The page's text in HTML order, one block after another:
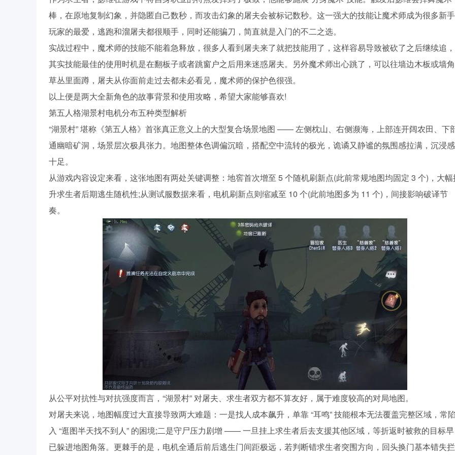
棒，在原地复制幻象，并隐匿自己数秒，而攻击幻象的屠夫会被标记数秒。这一强大的技能让魔术师成为很多新手
玩家的最爱，逃跑和溜屠夫都很顺手，同时还能骗刀，简直就是入门的不二之选。
实战过程中，魔术师的技能不能着急释放，很多人看到屠夫来了就把技能用了，这样容易导致被砍了之后继续追，
其实技能最佳的使用时机是在翻板子或者跳窗户之后用来迷惑屠夫。另外魔术师出心跳了，可以往墙边木板或墙角
草丛里面蹲，屠夫从你面前走过去都未必看见，魔术师的保护色很强。
以上便是两大全新角色的故事背景和使用攻略，希望大家能够喜欢!
第五人格湖景村电机分布五种类型解析
“湖景村” 堪称《第五人格》首张真正意义上的大型复合场景地图 —— 左侧枕山、右侧濒海，上部连开阔农田、下
通幽暗矿洞，场景层次极具张力。地图整体色调偏沉暗，搭配空中流转的极光，诡谲又静谧的氛围感拉满，沉浸感
十足。
从游戏内容设定来看，这张地图有两处关键调整：地窖首次增至 5 个随机刷新点(此前常规地图均固定 3 个)，大
升求生者后期逃生随机性;从测试服数据来看，电机刷新点则缩减至 10 个(此前地图多为 11 个)，间接影响破译节
奏。
从公平对抗性与对抗强度而言，“湖景村” 对屠夫、求生者双方都不算友好，属于难度较高的对局地图。
对屠夫来说，地图幅度过大直接导致两大难题：一是找人成本飙升，单靠 “耳鸣” 技能根本无法覆盖完整区域，常
入 “逛图半天找不到人” 的困境;二是守尸压力剧增 —— 一旦挂上求生者后去支援其他区域，等折返时被救的目标早
已躲进地图角落。更棘手的是，电机全通后前后逃生门间距极远，若判断错求生者突围方向，回头换门基本错失拦